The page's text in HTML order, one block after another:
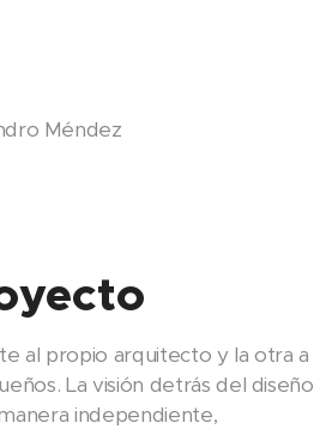
Méndez
al propio arquitecto y la otra a
La visión detrás del diseño
independiente,